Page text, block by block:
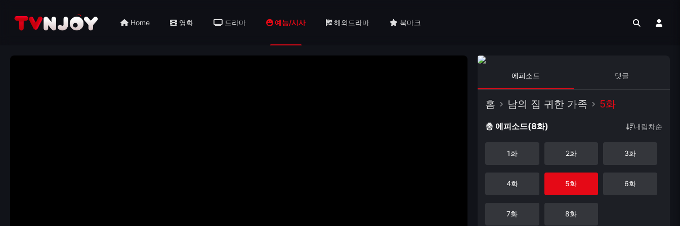
Home 영화 드라마 예능/시사 해외드라마 북마크
에피소드 댓글
홈 남의 집 귀한 가족 5화
총 에피소드(8화) 내림차순
1화 2화 3화
4화 5화 6화
7화 8화